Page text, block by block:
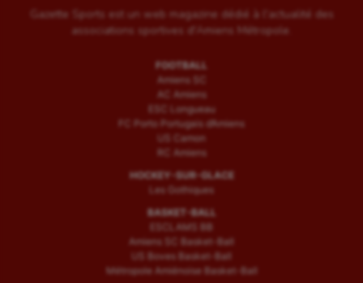
Gazette Sports est un web magazine dédié à l'actualité des
associations sportives d'Amiens Métropole.
FOOTBALL
Amiens SC
AC Amiens
ESC Longueau
FC Porto Portugais d’Amiens
US Camon
RC Amiens
HOCKEY-SUR-GLACE
Les Gothiques
BASKET-BALL
ESCLAMS BB
Amiens SC Basket-Ball
US Boves Basket-Ball
Métropole Amiénoise Basket-Ball